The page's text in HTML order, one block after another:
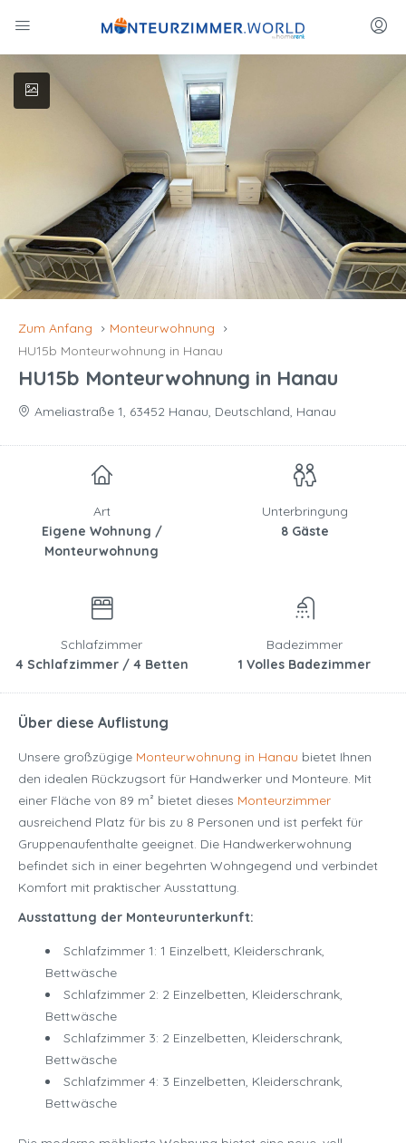
Zum Anfang
Monteurwohnung
HU15b Monteurwohnung in Hanau
HU15b Monteurwohnung in Hanau
Ameliastraße 1, 63452 Hanau, Deutschland, Hanau
Art
Eigene Wohnung /
Monteurwohnung
Unterbringung
8 Gäste
Schlafzimmer
4 Schlafzimmer / 4 Betten
Badezimmer
1 Volles Badezimmer
Über diese Auflistung
Unsere großzügige Monteurwohnung in Hanau bietet Ihnen
den idealen Rückzugsort für Handwerker und Monteure. Mit
einer Fläche von 89 m² bietet dieses Monteurzimmer
ausreichend Platz für bis zu 8 Personen und ist perfekt für
Gruppenaufenthalte geeignet. Die Handwerkerwohnung
befindet sich in einer begehrten Wohngegend und verbindet
Komfort mit praktischer Ausstattung.
Ausstattung der Monteurunterkunft:
Schlafzimmer 1: 1 Einzelbett, Kleiderschrank,
Bettwäsche
Schlafzimmer 2: 2 Einzelbetten, Kleiderschrank,
Bettwäsche
Schlafzimmer 3: 2 Einzelbetten, Kleiderschrank,
Bettwäsche
Schlafzimmer 4: 3 Einzelbetten, Kleiderschrank,
Bettwäsche